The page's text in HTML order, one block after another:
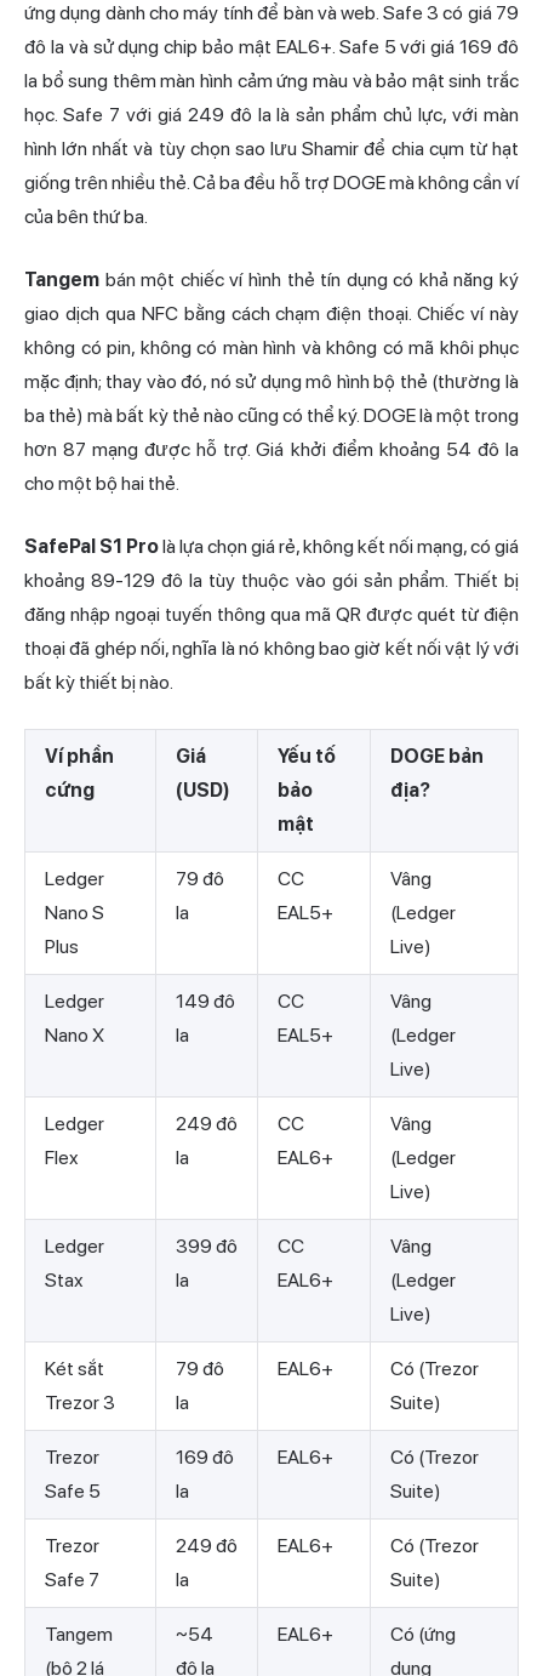
ứng dụng dành cho máy tính để bàn và web. Safe 3 có giá 79
đô la và sử dụng chip bảo mật EAL6+. Safe 5 với giá 169 đô
la bổ sung thêm màn hình cảm ứng màu và bảo mật sinh trắc
học. Safe 7 với giá 249 đô la là sản phẩm chủ lực, với màn
hình lớn nhất và tùy chọn sao lưu Shamir để chia cụm từ hạt
giống trên nhiều thẻ. Cả ba đều hỗ trợ DOGE mà không cần ví
của bên thứ ba.
Tangem bán một chiếc ví hình thẻ tín dụng có khả năng ký
giao dịch qua NFC bằng cách chạm điện thoại. Chiếc ví này
không có pin, không có màn hình và không có mã khôi phục
mặc định; thay vào đó, nó sử dụng mô hình bộ thẻ (thường là
ba thẻ) mà bất kỳ thẻ nào cũng có thể ký. DOGE là một trong
hơn 87 mạng được hỗ trợ. Giá khởi điểm khoảng 54 đô la
cho một bộ hai thẻ.
SafePal S1 Prolà lựa chọn giá rẻ, không kết nối mạng, có giá
khoảng 89-129 đô la tùy thuộc vào gói sản phẩm. Thiết bị
đăng nhập ngoại tuyến thông qua mã QR được quét từ điện
thoại đã ghép nối, nghĩa là nó không bao giờ kết nối vật lý với
bất kỳ thiết bị nào.
Ví phần
cứng
Giá
(USD)
Yếu tố
bảo
mật
DOGE bản
địa?
Ledger
Nano S
Plus
79 đô
la
CC
EAL5+
Vâng
(Ledger
Live)
Ledger
Nano X
149 đô
la
CC
EAL5+
Vâng
(Ledger
Live)
Ledger
Flex
249 đô
la
CC
EAL6+
Vâng
(Ledger
Live)
Ledger
Stax
399 đô
la
CC
EAL6+
Vâng
(Ledger
Live)
Két sắt
Trezor 3
79 đô
la
EAL6+
Có (Trezor
Suite)
Trezor
Safe 5
169 đô
la
EAL6+
Có (Trezor
Suite)
Trezor
Safe 7
249 đô
la
EAL6+
Có (Trezor
Suite)
Tangem
(bộ 2 lá
~54
đô la
EAL6+
Có (ứng
dụng